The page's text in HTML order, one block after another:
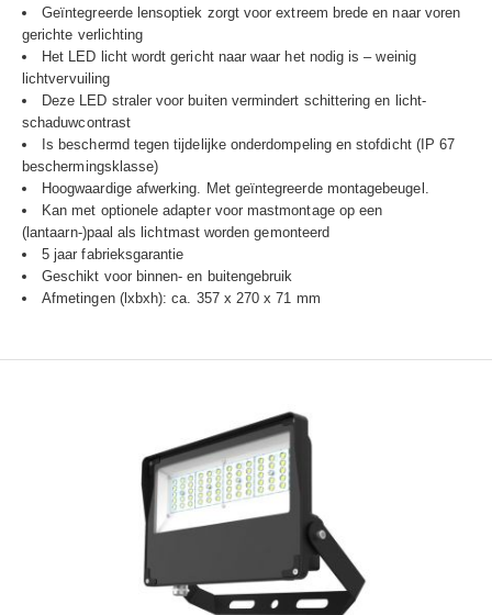
Geïntegreerde lensoptiek zorgt voor extreem brede en naar voren
gerichte verlichting
Het LED licht wordt gericht naar waar het nodig is – weinig
lichtvervuiling
Deze LED straler voor buiten vermindert schittering en licht-
schaduwcontrast
Is beschermd tegen tijdelijke onderdompeling en stofdicht (IP 67
beschermingsklasse)
Hoogwaardige afwerking. Met geïntegreerde montagebeugel.
Kan met optionele adapter voor mastmontage op een
(lantaarn-)paal als lichtmast worden gemonteerd
5 jaar fabrieksgarantie
Geschikt voor binnen- en buitengebruik
Afmetingen (lxbxh): ca. 357 x 270 x 71 mm